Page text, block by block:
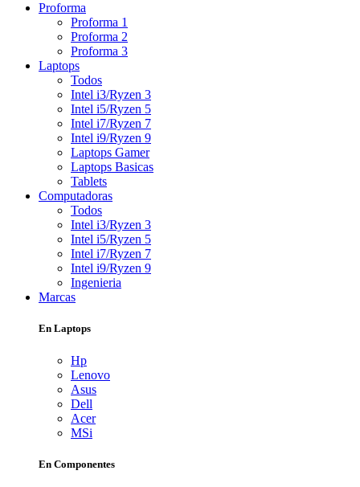
Proforma
Proforma 1
Proforma 2
Proforma 3
Laptops
Todos
Intel i3/Ryzen 3
Intel i5/Ryzen 5
Intel i7/Ryzen 7
Intel i9/Ryzen 9
Laptops Gamer
Laptops Basicas
Tablets
Computadoras
Todos
Intel i3/Ryzen 3
Intel i5/Ryzen 5
Intel i7/Ryzen 7
Intel i9/Ryzen 9
Ingenieria
Marcas
En Laptops
Hp
Lenovo
Asus
Dell
Acer
MSi
En Componentes